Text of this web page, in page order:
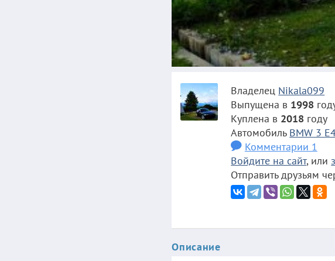
Владелец Nikala099
Выпущена в 1998
Куплена в 2018 году
Автомобиль BMW 3
Комментарии 1
Войдите на сайт, или
Отправить друзьям
Описание